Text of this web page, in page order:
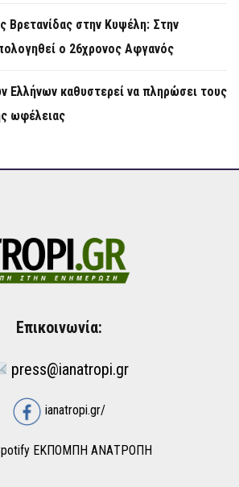
Βρετανίδας στην Κυψέλη: Στην
ο 26χρονος Αφγανός
Ελλήνων καθυστερεί να πληρώσει τους
ωφέλειας
Επικοινωνία:
press@ianatropi.gr
ianatropi.gr/
ΕΚΠΟΜΠΗ ΑΝΑΤΡΟΠΗ